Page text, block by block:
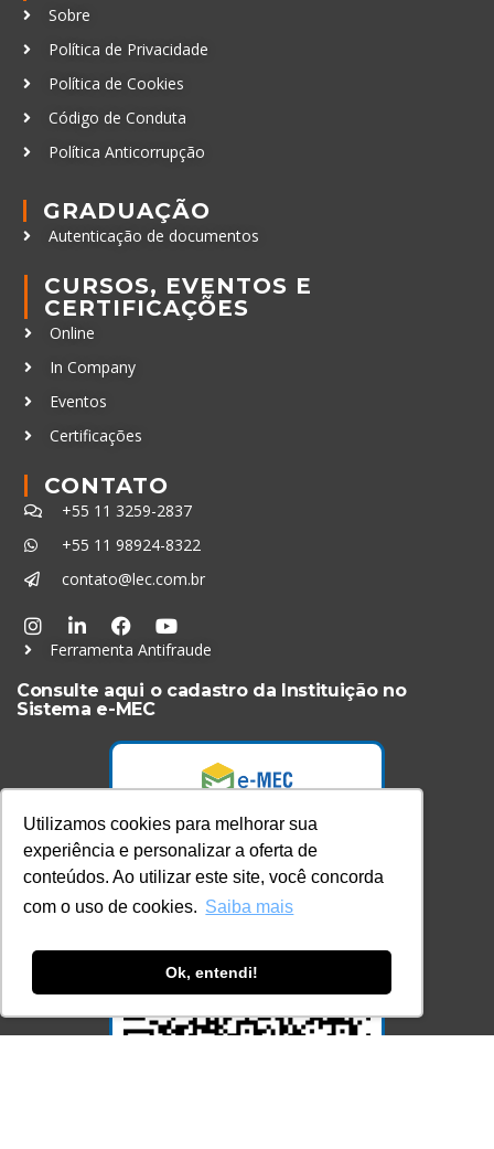
Utilizamos cookies para melhorar sua
experiência e personalizar a oferta de
conteúdos. Ao utilizar este site, você concorda
com o uso de cookies. Saiba mais
Ok, entendi!
Sobre
Política de Privacidade
Política de Cookies
Código de Conduta
Política Anticorrupção
GRADUAÇÃO
Autenticação de documentos
CURSOS, EVENTOS E
CERTIFICAÇÕES
Online
In Company
Eventos
Certificações
CONTATO
+55 11 3259-2837
+55 11 98924-8322
contato@lec.com.br
Ferramenta Antifraude
Consulte aqui o cadastro da Instituição no
Sistema e-MEC